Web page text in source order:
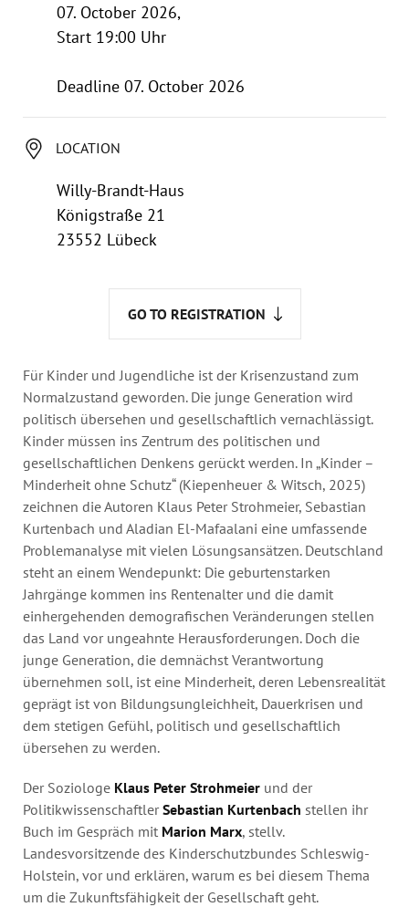
Organigram
07. October 2026,
Start 19:00 Uhr
Deadline 07. October 2026
LOCATION
Willy-Brandt-Haus
Königstraße 21
23552 Lübeck
GO TO REGISTRATION
Für Kinder und Jugendliche ist der Krisenzustand zum
Normalzustand geworden. Die junge Generation wird
politisch übersehen und gesellschaftlich vernachlässigt.
Kinder müssen ins Zentrum des politischen und
gesellschaftlichen Denkens gerückt werden. In „Kinder –
Minderheit ohne Schutz“ (Kiepenheuer & Witsch, 2025)
zeichnen die Autoren Klaus Peter Strohmeier, Sebastian
Kurtenbach und Aladian El-Mafaalani eine umfassende
Problemanalyse mit vielen Lösungsansätzen. Deutschland
steht an einem Wendepunkt: Die geburtenstarken
Jahrgänge kommen ins Rentenalter und die damit
einhergehenden demografischen Veränderungen stellen
das Land vor ungeahnte Herausforderungen. Doch die
junge Generation, die demnächst Verantwortung
übernehmen soll, ist eine Minderheit, deren Lebensrealität
geprägt ist von Bildungsungleichheit, Dauerkrisen und
dem stetigen Gefühl, politisch und gesellschaftlich
übersehen zu werden.
Der Soziologe Klaus Peter Strohmeier und der
PolitikwissenschaftlerSebastian Kurtenbach stellen ihr
Buch im Gespräch mit Marion Marx, stellv.
Landesvorsitzende des Kinderschutzbundes Schleswig-
Holstein, vor und erklären, warum es bei diesem Thema
um die Zukunftsfähigkeit der Gesellschaft geht.